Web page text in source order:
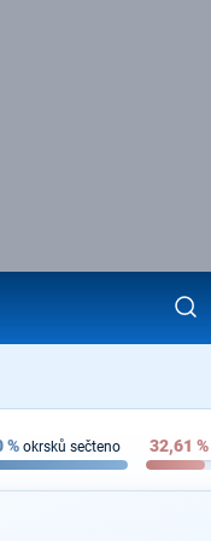
% okrsků sečteno 32,61 %